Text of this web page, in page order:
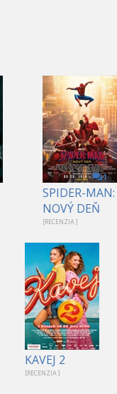
1
SPIDER-MAN:
NOVÝ DEŇ
[RECENZIA ]
KAVEJ 2
[RECENZIA ]